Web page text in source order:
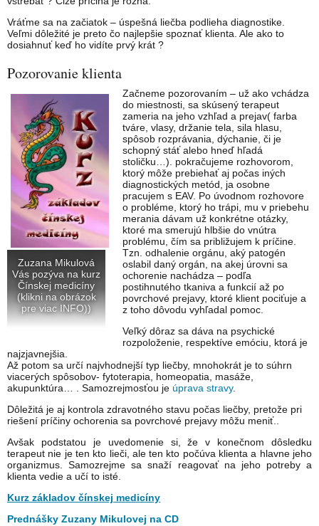
Vráťme sa na začiatok – úspešná liečba podlieha diagnostike.
Veľmi dôležité je preto čo najlepšie spoznať klienta. Ale ako to
dosiahnuť keď ho vidíte prvý krát ?
Pozorovanie klienta
Zuzana Mikulová
Vás pozýva na kurz
Čínskej medicíny
(klikni na obrázok
pre viac INFO))
Začneme pozorovaním – už ako vchádza
do miestnosti, sa skúsený terapeut
zameria na jeho vzhľad a prejav( farba
tváre, vlasy, držanie tela, sila hlasu,
spôsob rozprávania, dýchanie, či je
schopný stáť alebo hneď hľadá
stoličku…). pokračujeme rozhovorom,
ktorý môže prebiehať aj počas iných
diagnostických metód, ja osobne
pracujem s EAV. Po úvodnom rozhovore
o probléme, ktorý ho trápi, mu v priebehu
merania dávam už konkrétne otázky,
ktoré ma smerujú hlbšie do vnútra
problému, čím sa približujem k príčine.
Tzn. odhalenie orgánu, aký patogén
oslabil daný orgán, na akej úrovni sa
ochorenie nachádza – podľa
postihnutého tkaniva a funkcií až po
povrchové prejavy, ktoré klient pociťuje a
z toho dôvodu vyhľadal pomoc.
Veľký dôraz sa dáva na psychické
rozpoloženie, respektíve emóciu, ktorá je
najzjavnejšia.
Až potom sa určí najvhodnejší typ liečby, mnohokrát je to súhrn
viacerých spôsobov- fytoterapia, homeopatia, masáže,
akupunktúra… . Samozrejmosťou je úprava stravy.
Dôležitá je aj kontrola zdravotného stavu počas liečby, pretože pri
riešení príčiny ochorenia sa povrchové prejavy môžu meniť..
Avšak podstatou je uvedomenie si, že v konečnom dôsledku
terapeut nie je ten kto lieči, ale ten kto počúva klienta a hlavne jeho
organizmus. Samozrejme sa snaží reagovať na jeho potreby a
klienta vedie a učí to isté.
Kurz základov čínskej medicíny
Prednášky Zuzany Mikulovej na CD